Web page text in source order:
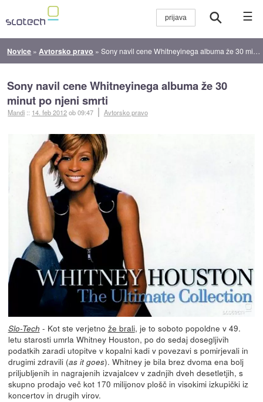
☰
Novice » Avtorsko pravo »Sony navil cene Whitneyinega albuma že 30 minut po njeni smrti
Sony navil cene Whitneyinega albuma že 30
minut po njeni smrti
Mandi :: 14. feb 2012ob 09:47 Avtorsko pravo
Slo-Tech - Kot ste verjetno že brali, je to soboto popoldne v 49.
letu starosti umrla Whitney Houston, po do sedaj dosegljivih
podatkih zaradi utopitve v kopalni kadi v povezavi s pomirjevali in
drugimi zdravili (as it goes). Whitney je bila brez dvoma ena bolj
priljubljenih in nagrajenih izvajalcev v zadnjih dveh desetletjih, s
skupno prodajo več kot 170 milijonov plošč in visokimi izkupički iz
koncertov in drugih virov.